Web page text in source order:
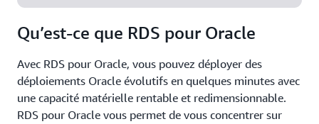
Qu’est-ce que RDS pour Oracle
Avec RDS pour Oracle, vous pouvez déployer des
déploiements Oracle évolutifs en quelques minutes avec
une capacité matérielle rentable et redimensionnable.
RDS pour Oracle vous permet de vous concentrer sur